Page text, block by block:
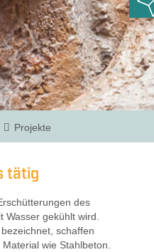
Projekte
tätig
des
gekühlt wird.
schaffen
wie Stahlbeton.